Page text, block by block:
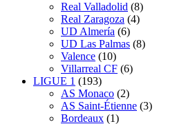
Real Valladolid (8)
Real Zaragoza (4)
UD Almería (6)
UD Las Palmas (8)
Valence (10)
Villarreal CF (6)
LIGUE 1 (193)
AS Monaco (2)
AS Saint-Étienne (3)
Bordeaux (1)